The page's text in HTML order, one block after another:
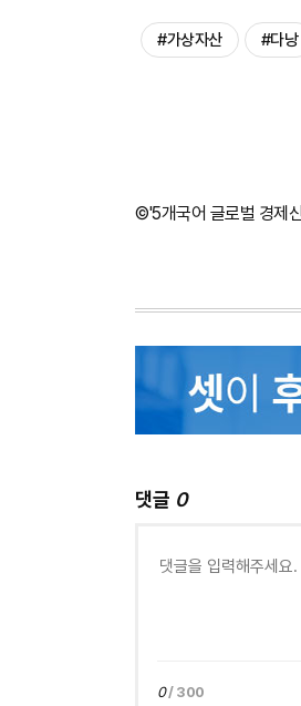
#가상자산 #다낭
©'5개국어 글로벌 경제
댓글 0
0/ 300